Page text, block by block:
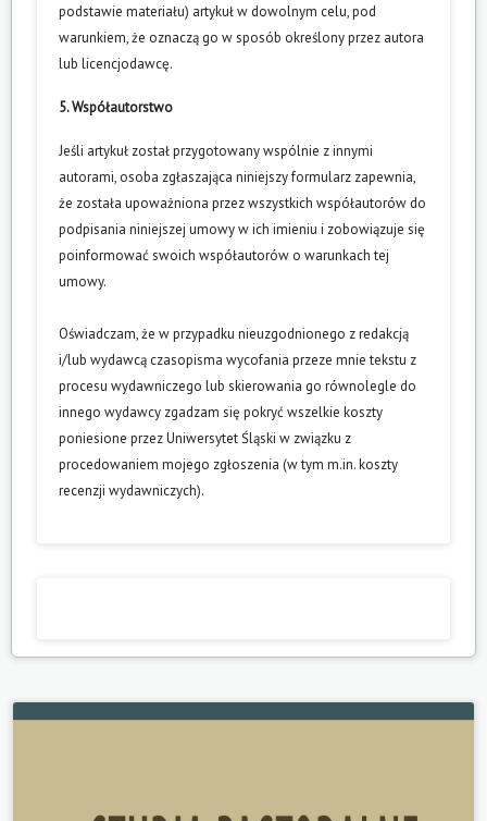
podstawie materiału) artykuł w dowolnym celu, pod
warunkiem, że oznaczą go w sposób określony przez autora
lub licencjodawcę.
5. Współautorstwo
Jeśli artykuł został przygotowany wspólnie z innymi
autorami, osoba zgłaszająca niniejszy formularz zapewnia,
że została upoważniona przez wszystkich współautorów do
podpisania niniejszej umowy w ich imieniu i zobowiązuje się
poinformować swoich współautorów o warunkach tej
umowy.
Oświadczam, że w przypadku nieuzgodnionego z redakcją
i/lub wydawcą czasopisma wycofania przeze mnie tekstu z
procesu wydawniczego lub skierowania go równolegle do
innego wydawcy zgadzam się pokryć wszelkie koszty
poniesione przez Uniwersytet Śląski w związku z
procedowaniem mojego zgłoszenia (w tym m.in. koszty
recenzji wydawniczych).